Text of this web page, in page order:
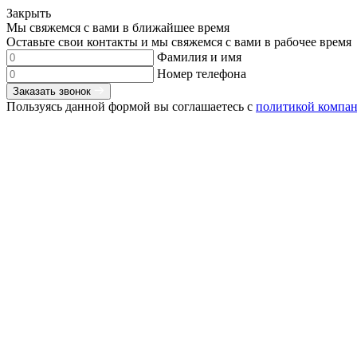
Закрыть
Мы свяжемся с вами в ближайшее время
Оставьте свои контакты и мы свяжемся с вами в рабочее время
Фамилия и имя
Номер телефона
Заказать звонок
Пользуясь данной формой вы соглашаетесь с политикой